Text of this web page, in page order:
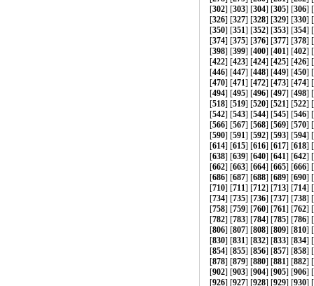
[302] [303] [304] [305] [306] [
[326] [327] [328] [329] [330] [
[350] [351] [352] [353] [354] [
[374] [375] [376] [377] [378] [
[398] [399] [400] [401] [402] [
[422] [423] [424] [425] [426] [
[446] [447] [448] [449] [450] [
[470] [471] [472] [473] [474] [
[494] [495] [496] [497] [498] [
[518] [519] [520] [521] [522] [
[542] [543] [544] [545] [546] [
[566] [567] [568] [569] [570] [
[590] [591] [592] [593] [594] [
[614] [615] [616] [617] [618] [
[638] [639] [640] [641] [642] [
[662] [663] [664] [665] [666] [
[686] [687] [688] [689] [690] [
[710] [711] [712] [713] [714] [
[734] [735] [736] [737] [738] [
[758] [759] [760] [761] [762] [
[782] [783] [784] [785] [786] [
[806] [807] [808] [809] [810] [
[830] [831] [832] [833] [834] [
[854] [855] [856] [857] [858] [
[878] [879] [880] [881] [882] [
[902] [903] [904] [905] [906] [
[926] [927] [928] [929] [930] [